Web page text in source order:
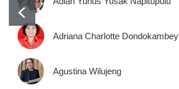
Adriana Charlotte Dondokambey
Agustina Wilujeng